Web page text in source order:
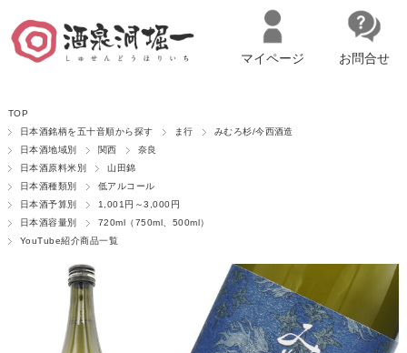
マイページへログイン カートをみる
マイページ お問合せ
TOP
日本酒銘柄を五十音順から探す
ま行
みむろ杉/今西酒造
日本酒地域別
関西
奈良
日本酒原料米別
山田錦
日本酒種類別
低アルコール
日本酒予算別
1,001円～3,000円
日本酒容量別
720ml（750ml、500ml）
YouTube紹介商品一覧